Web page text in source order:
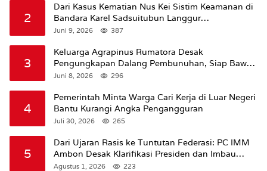
2
Dari Kasus Kematian Nus Kei Sistim Keamanan di
Bandara Karel Sadsuitubun Langgur
Dipertanyakan
Juni 9, 2026 387
3
Keluarga Agrapinus Rumatora Desak
Pengungkapan Dalang Pembunuhan, Siap Bawa
Kasus ke Komisi III DPR RI
Juni 8, 2026 296
4
Pemerintah Minta Warga Cari Kerja di Luar Negeri
Bantu Kurangi Angka Pengangguran
Juli 30, 2026 265
5
Dari Ujaran Rasis ke Tuntutan Federasi: PC IMM
Ambon Desak Klarifikasi Presiden dan Imbau
Tunda Pengibaran Bendera Merah Putih Di
Agustus 1, 2026 223